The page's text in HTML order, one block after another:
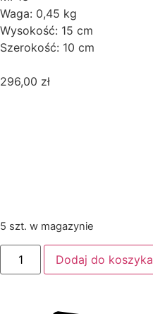
Waga: 0,45 kg
Wysokość: 15 cm
Szerokość: 10 cm
296,00 zł
5 szt. w magazynie
Dodaj do koszyka